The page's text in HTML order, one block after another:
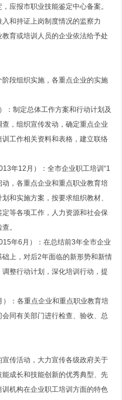
应报市职业技能鉴定中心备案。
和持证上岗制度情况的监察力
育或培训人员的企业依法给予处
段组织实施，各重点企业的实施
制定总体工作方案和行动计划及
，组织宣传发动，确定重点企业
工作相关资料和表格，建立联络
年12月）：全市企业职工培训“1
，各重点企业和重点职业教育培
和实施方案，按要求组织教材、
等各项工作，人力资源和社会保
。
年6月）：在总结前3年全市企业
上，对后2年面临的新形势和新情
整行动计划，深化培训行动，提
：各重点企业和重点职业教育培
同有关部门进行检查、验收、总
传活动，大力宣传各级政府关于
成长和技能创新的优秀典型、先
机构在企业职工培训方面的特色